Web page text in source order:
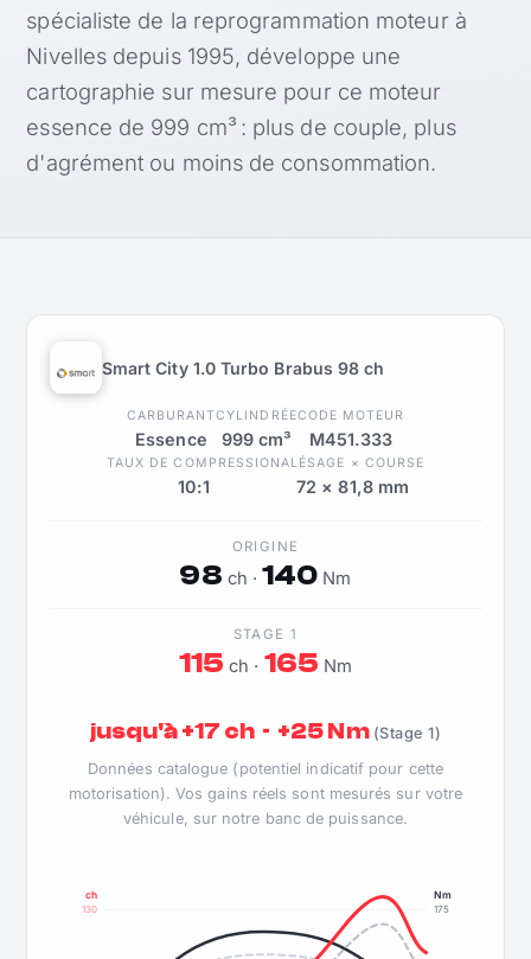
spécialiste de la reprogrammation moteur à
Nivelles depuis 1995, développe une
cartographie sur mesure pour ce moteur
essence de 999 cm³ : plus de couple, plus
d'agrément ou moins de consommation.
Smart City 1.0 Turbo Brabus 98 ch
CARBURANT
Essence
CYLINDRÉE
999 cm³
CODE MOTEUR
M451.333
TAUX DE COMPRESSION
10:1
ALÉSAGE × COURSE
72 × 81,8 mm
ORIGINE
98 ch ·140 Nm
STAGE 1
115 ch · 165 Nm
jusqu'à +17 ch · +25 Nm (Stage 1)
Données catalogue (potentiel indicatif pour cette
motorisation). Vos gains réels sont mesurés sur votre
véhicule, sur notre banc de puissance.
130 175
ch Nm